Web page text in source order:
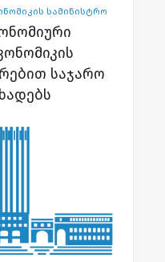
და უახლოეს
პრობლემას
აფხაზეთის
სამინისტრო
საჯარო